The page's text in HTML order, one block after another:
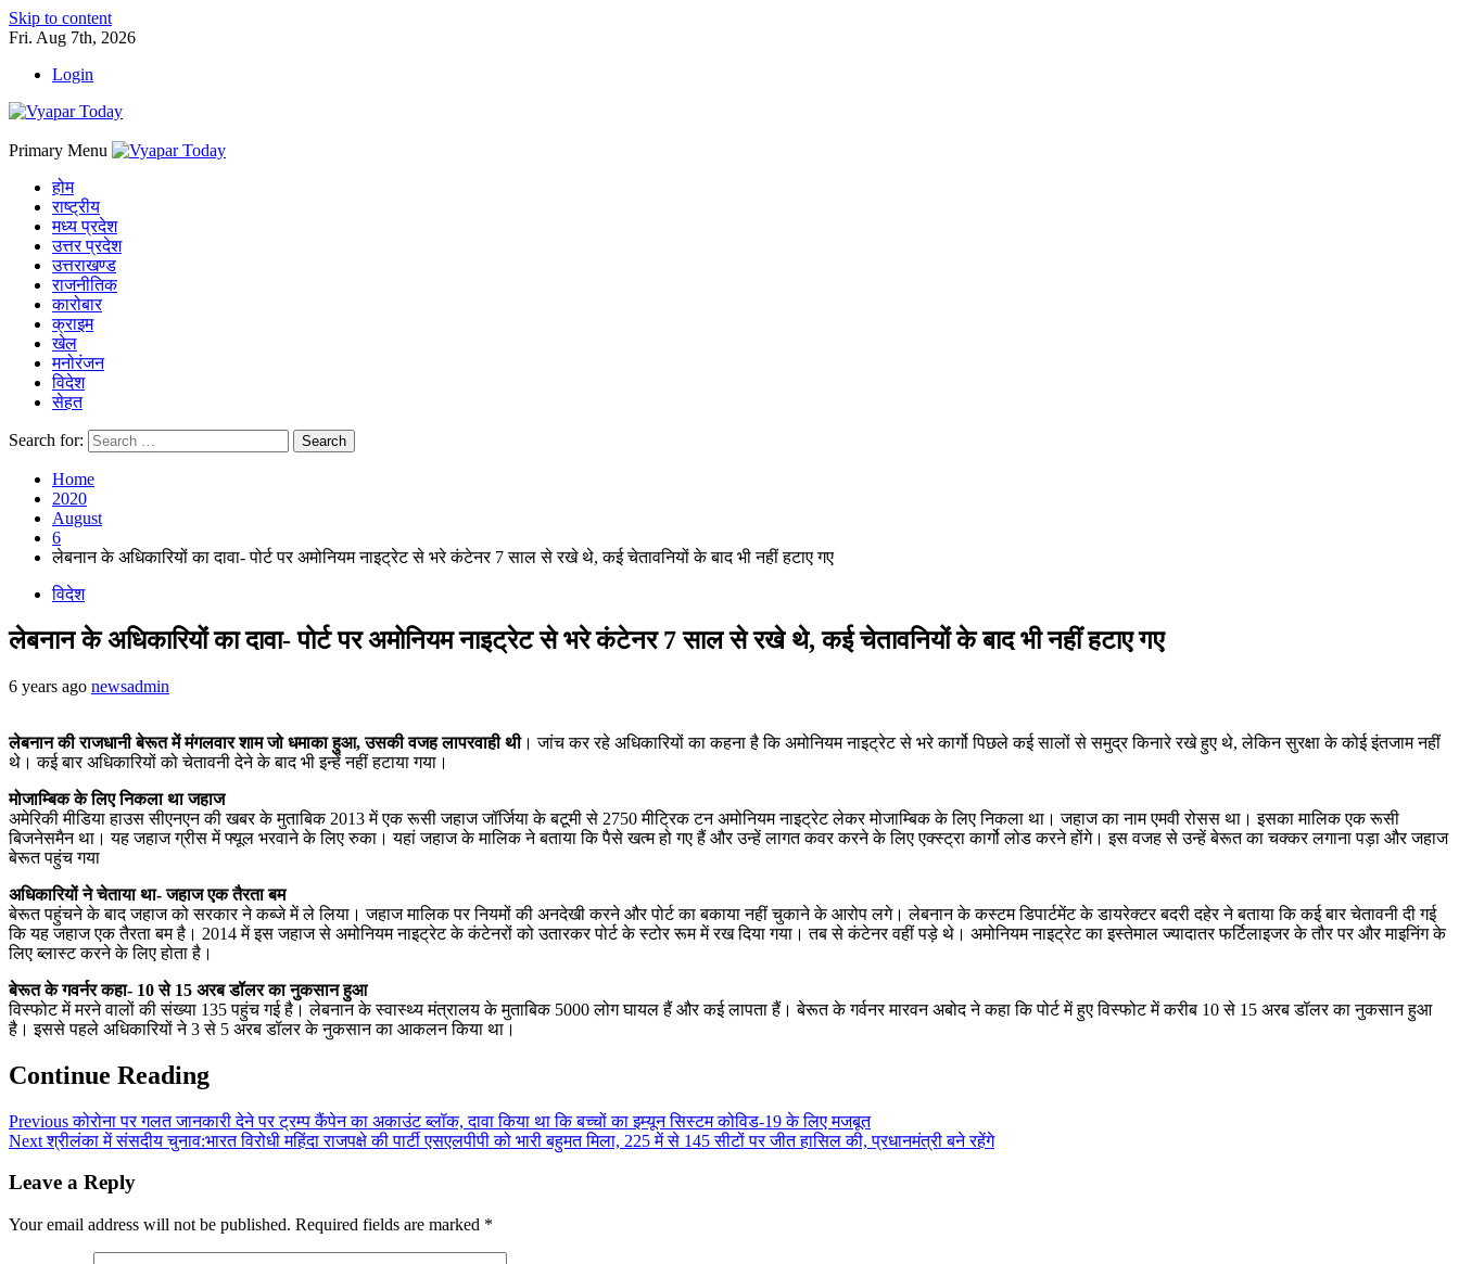
Skip to content
Fri. Aug 7th, 2026
Login
Primary Menu
होम
राष्ट्रीय
मध्य प्रदेश
उत्तर प्रदेश
उत्तराखण्ड
राजनीतिक
कारोबार
क्राइम
खेल
मनोरंजन
विदेश
सेहत
Search for:
Home
2020
August
6
लेबनान के अधिकारियों का दावा- पोर्ट पर अमोनियम नाइट्रेट से भरे कंटेनर 7 साल से रखे थे, कई चेतावनियों के बाद भी नहीं हटाए गए
विदेश
लेबनान के अधिकारियों का दावा- पोर्ट पर अमोनियम नाइट्रेट से भरे कंटेनर 7 साल से रखे थे, कई चेतावनियों के बाद भी नहीं हटाए गए
6 years ago newsadmin
लेबनान की राजधानी बेरूत में मंगलवार शाम जो धमाका हुआ, उसकी वजह लापरवाही थी। जांच कर रहे अधिकारियों का कहना है कि अमोनियम नाइट्रेट से भरे कार्गो पिछले कई सालों से समुद्र किनारे रखे हुए थे, लेकिन सुरक्षा के कोई इंतजाम नहीं
थे। कई बार अधिकारियों को चेतावनी देने के बाद भी इन्हें नहीं हटाया गया।
मोजाम्बिक के लिए निकला था जहाज
अमेरिकी मीडिया हाउस सीएनएन की खबर के मुताबिक 2013 में एक रूसी जहाज जॉर्जिया के बटूमी से 2750 मीट्रिक टन अमोनियम नाइट्रेट लेकर मोजाम्बिक के लिए निकला था। जहाज का नाम एमवी रोसस था। इसका मालिक एक रूसी
बिजनेसमैन था। यह जहाज ग्रीस में फ्यूल भरवाने के लिए रुका। यहां जहाज के मालिक ने बताया कि पैसे खत्म हो गए हैं और उन्हें लागत कवर करने के लिए एक्स्ट्रा कार्गो लोड करने होंगे। इस वजह से उन्हें बेरूत का चक्कर लगाना पड़ा और जहाज
बेरूत पहुंच गया
अधिकारियों ने चेताया था- जहाज एक तैरता बम
बेरूत पहुंचने के बाद जहाज को सरकार ने कब्जे में ले लिया। जहाज मालिक पर नियमों की अनदेखी करने और पोर्ट का बकाया नहीं चुकाने के आरोप लगे। लेबनान के कस्टम डिपार्टमेंट के डायरेक्टर बदरी दहेर ने बताया कि कई बार चेतावनी दी गई
कि यह जहाज एक तैरता बम है। 2014 में इस जहाज से अमोनियम नाइट्रेट के कंटेनरों को उतारकर पोर्ट के स्टोर रूम में रख दिया गया। तब से कंटेनर वहीं पड़े थे। अमोनियम नाइट्रेट का इस्तेमाल ज्यादातर फर्टिलाइजर के तौर पर और माइनिंग के
लिए ब्लास्ट करने के लिए होता है।
बेरूत के गवर्नर कहा- 10 से 15 अरब डॉलर का नुकसान हुआ
विस्फोट में मरने वालों की संख्या 135 पहुंच गई है। लेबनान के स्वास्थ्य मंत्रालय के मुताबिक 5000 लोग घायल हैं और कई लापता हैं। बेरूत के गर्वनर मारवन अबोद ने कहा कि पोर्ट में हुए विस्फोट में करीब 10 से 15 अरब डॉलर का नुकसान हुआ
है। इससे पहले अधिकारियों ने 3 से 5 अरब डॉलर के नुकसान का आकलन किया था।
Continue Reading
Previousकोरोना पर गलत जानकारी देने पर ट्रम्प कैंपेन का अकाउंट ब्लॉक, दावा किया था कि बच्चों का इम्यून सिस्टम कोविड-19 के लिए मजबूत
Nextश्रीलंका में संसदीय चुनाव:भारत विरोधी महिंदा राजपक्षे की पार्टी एसएलपीपी को भारी बहुमत मिला, 225 में से 145 सीटों पर जीत हासिल की, प्रधानमंत्री बने रहेंगे
Leave a Reply
Your email address will not be published. Required fields are marked *